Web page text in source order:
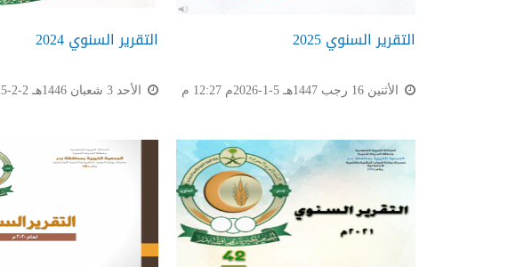
التقرير السنوي 2025
الأثنين 16 رجب 1447هـ 5-1-2026م 12:27 م
التقرير السنوي 2024
الأحد 3 شعبان 1446هـ 2-2-2025م 10:29 ص